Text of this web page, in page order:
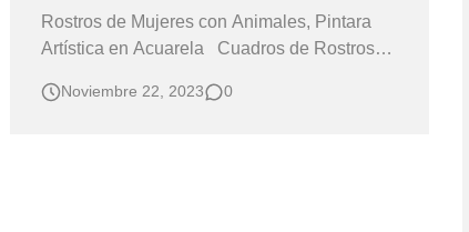
Rostros de Mujeres con Animales, Pintara
Artística en Acuarela Cuadros de Rostros
Arte Rostros Femeninos Pintados al Óleo
Noviembre 22, 2023 0